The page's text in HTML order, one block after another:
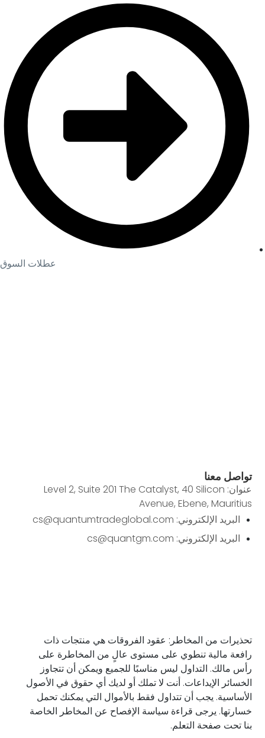
عطلات السوق
تواصل معنا
عنوان: Level 2, Suite 201 The Catalyst, 40 Silicon
Avenue, Ebene, Mauritius
البريد الإلكتروني: cs@quantumtradeglobal.com
البريد الإلكتروني: cs@quantgm.com
تحذيرات من المخاطر: عقود الفروقات هي منتجات ذات
رافعة مالية تنطوي على مستوى عالٍ من المخاطرة على
رأس مالك. التداول ليس مناسبًا للجميع ويمكن أن تتجاوز
الخسائر الإيداعات. أنت لا تملك أو لديك أي حقوق في الأصول
الأساسية. يجب أن تتداول فقط بالأموال التي يمكنك تحمل
خسارتها. يرجى قراءة سياسة الإفصاح عن المخاطر الخاصة
بنا تحت صفحة التعلم.